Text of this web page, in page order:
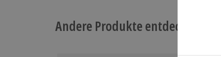
Andere Produkte entdecken